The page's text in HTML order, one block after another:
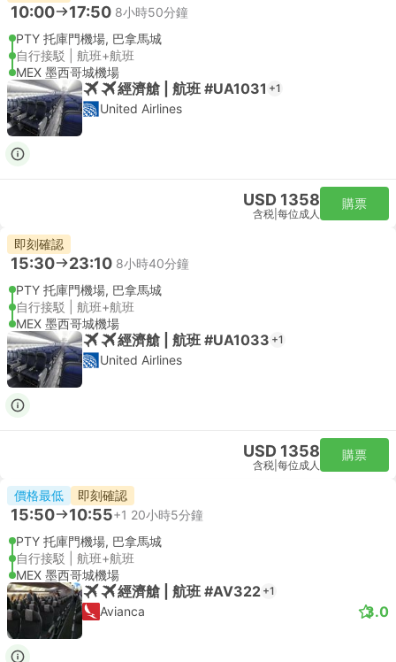
10:00 17:50 8小時50分鐘
PTY 托庫門機場, 巴拿馬城
自行接駁 | 航班+航班
MEX 墨西哥城機場
經濟艙 | 航班 #UA1031 +1
United Airlines
USD 1358
含税 每位成人
購票
即刻確認
15:30 23:10 8小時40分鐘
PTY 托庫門機場, 巴拿馬城
自行接駁 | 航班+航班
MEX 墨西哥城機場
經濟艙 | 航班 #UA1033 +1
United Airlines
USD 1358
含税 每位成人
購票
價格最低 即刻確認
15:50 10:55+1 20小時5分鐘
PTY 托庫門機場, 巴拿馬城
自行接駁 | 航班+航班
MEX 墨西哥城機場
經濟艙 | 航班 #AV322 +1
Avianca 3.0